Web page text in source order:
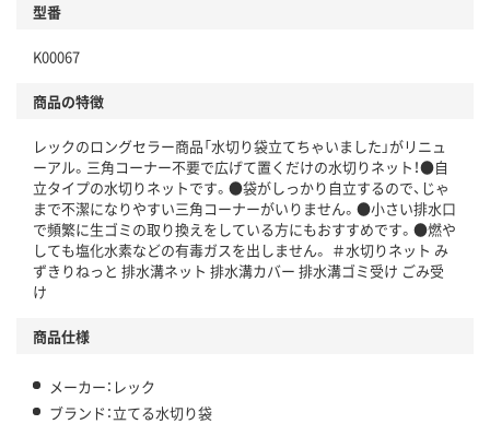
仕組
この商品の環境配慮ポイントです。下記商品詳細「
アスクル商品環境スコア詳細／加点項目
」で確認できます。
型番
K00067
商品の特徴
レックのロングセラー商品「水切り袋立てちゃいました」がリニュ
ーアル。三角コーナー不要で広げて置くだけの水切りネット！●自
立タイプの水切りネットです。●袋がしっかり自立するので、じゃ
まで不潔になりやすい三角コーナーがいりません。●小さい排水口
で頻繁に生ゴミの取り換えをしている方にもおすすめです。●燃や
しても塩化水素などの有毒ガスを出しません。 ＃水切りネット み
ずきりねっと 排水溝ネット 排水溝カバー 排水溝ゴミ受け ごみ受
け
商品仕様
メーカー：レック
ブランド：立てる水切り袋